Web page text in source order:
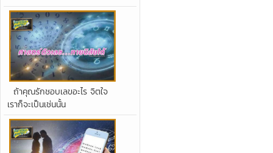
ถ้าคุณรักชอบเลขอะไร จิตใจ
เราก็จะเป็นเช่นนั้น